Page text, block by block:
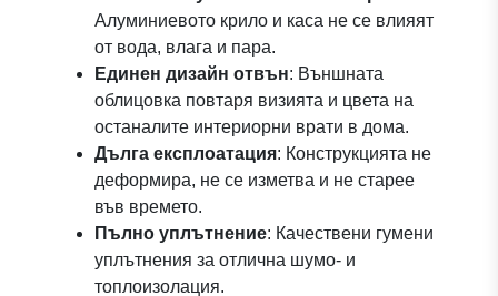
Алуминиевото крило и каса не се влияят
от вода, влага и пара.
Единен дизайн отвън: Външната
облицовка повтаря визията и цвета на
останалите интериорни врати в дома.
Дълга експлоатация: Конструкцията не
деформира, не се изметва и не старее
във времето.
Пълно уплътнение: Качествени гумени
уплътнения за отлична шумо- и
топлоизолация.